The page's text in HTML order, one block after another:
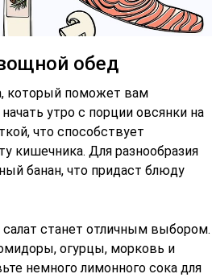
обед
который поможет вам
утро с порции овсянки на
что способствует
кишечника. Для разнообразия
банан, что придаст блюду
станет отличным выбором.
огурцы, морковь и
немного лимонного сока для